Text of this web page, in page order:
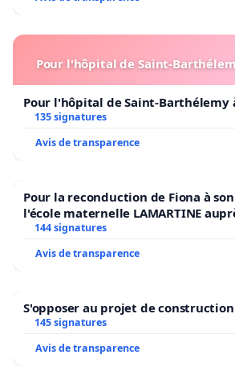
Pour l'hôpital de Saint-
Pour l'hôpital de Saint-Barthélemy
135 signatures
Avis de transparence
Pour la reconduction de Fiona à
l'école maternelle LAMARTINE
2026/2027
144 signatures
Avis de transparence
S'opposer au projet de
145 signatures
Avis de transparence